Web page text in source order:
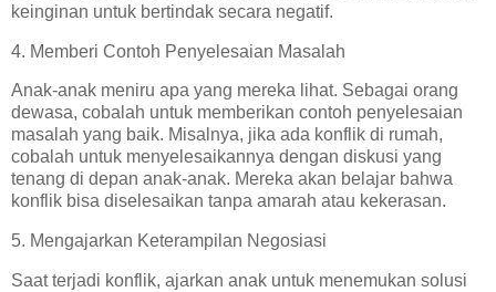
keinginan untuk bertindak secara negatif.
4. Memberi Contoh Penyelesaian Masalah
Anak-anak meniru apa yang mereka lihat. Sebagai orang
dewasa, cobalah untuk memberikan contoh penyelesaian
masalah yang baik. Misalnya, jika ada konflik di rumah,
cobalah untuk menyelesaikannya dengan diskusi yang
tenang di depan anak-anak. Mereka akan belajar bahwa
konflik bisa diselesaikan tanpa amarah atau kekerasan.
5. Mengajarkan Keterampilan Negosiasi
Saat terjadi konflik, ajarkan anak untuk menemukan solusi